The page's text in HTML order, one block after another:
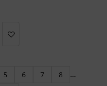
5 6 7 8
...